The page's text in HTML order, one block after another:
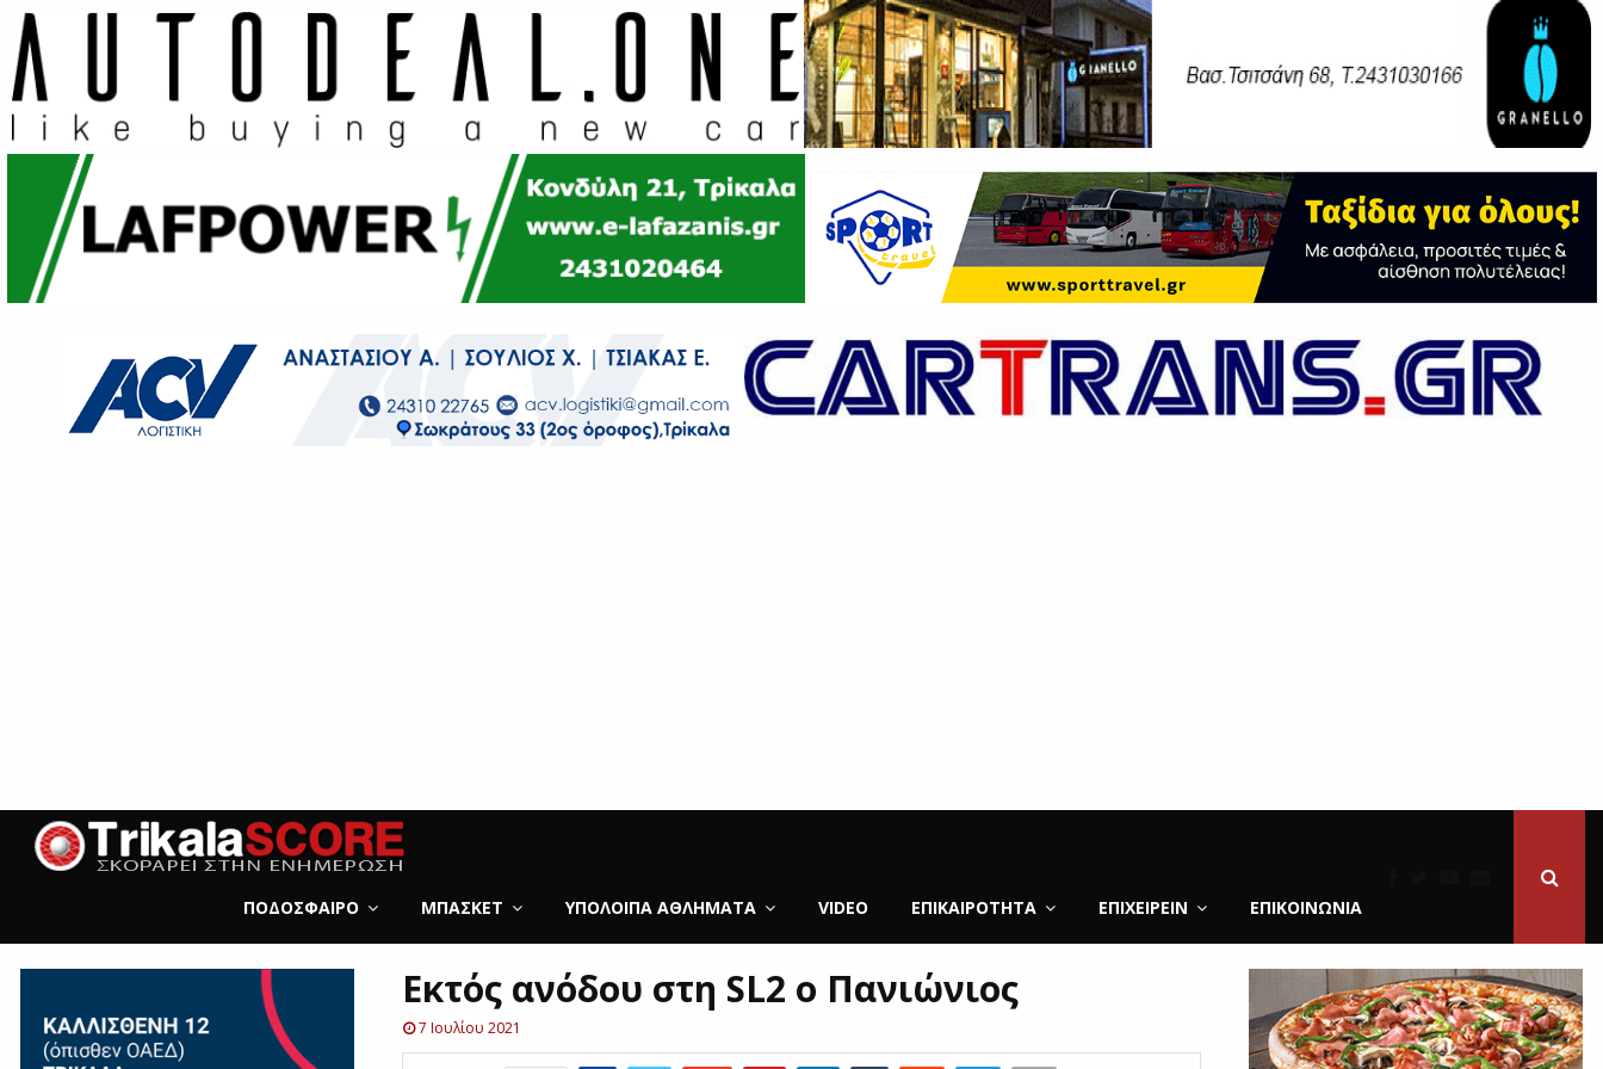
ΠΟΔΌΣΦΑΙΡΟ ΜΠΆΣΚΕΤ ΥΠΌΛΟΙΠΑ ΑΘΛΉΜΑΤΑ VIDEO ΕΠΙΚΑΙΡΌΤΗΤΑ ΕΠΙΧΕΙΡΕΙΝ ΕΠΙΚΟΙΝΩΝΊΑ
Εκτός ανόδου στη SL2 o Πανιώνιος
7 Ιουλίου 2021